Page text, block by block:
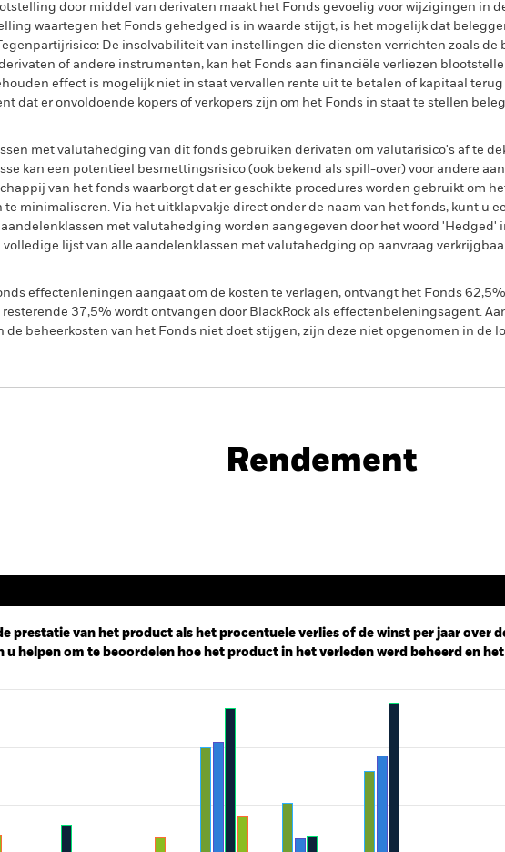
door middel van derivaten maakt het Fonds gevoelig voor wijzigingen in
waartegen het Fonds gehedged is in waarde stijgt, is het mogelijk dat
De insolvabiliteit van instellingen die diensten verrichten zoals de
of andere instrumenten, kan het Fonds aan financiële verliezen
effect is mogelijk niet in staat vervallen rente uit te betalen of kapitaal
dat er onvoldoende kopers of verkopers zijn om het Fonds in staat te stellen
met valutahedging van dit fonds gebruiken derivaten om valutarisico's af te
kan een potentieel besmettingsrisico (ook bekend als spill-over) voor andere
van het fonds waarborgt dat er geschikte procedures worden gebruikt om
te minimaliseren. Via het uitklapvakje direct onder de naam van het fonds, kunt u
met valutahedging worden aangegeven door het woord 'Hedged'
volledige lijst van alle aandelenklassen met valutahedging op aanvraag
effectenleningen aangaat om de kosten te verlagen, ontvangt het Fonds
37,5% wordt ontvangen door BlackRock als effectenbeleningsagent.
beheerkosten van het Fonds niet doet stijgen, zijn deze niet opgenomen in de
Rendement
Rendement
prestatie van het product als het procentuele verlies of de winst per jaar over
u helpen om te beoordelen hoe het product in het verleden werd beheerd en